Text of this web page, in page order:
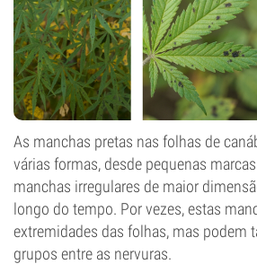
As manchas pretas nas folhas de
várias formas, desde pequenas
manchas irregulares de maior
longo do tempo. Por vezes, estas
extremidades das folhas, mas podem
grupos entre as nervuras.